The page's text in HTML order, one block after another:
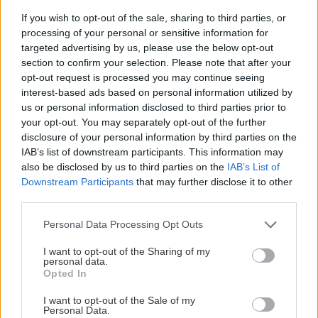
If you wish to opt-out of the sale, sharing to third parties, or
processing of your personal or sensitive information for
targeted advertising by us, please use the below opt-out
section to confirm your selection. Please note that after your
opt-out request is processed you may continue seeing
interest-based ads based on personal information utilized by
us or personal information disclosed to third parties prior to
your opt-out. You may separately opt-out of the further
disclosure of your personal information by third parties on the
IAB’s list of downstream participants. This information may
also be disclosed by us to third parties on the IAB’s List of
Downstream Participants that may further disclose it to other
Please note that this website/app uses one or more Google
not limited to your visit or usage behaviour. You may click to
grant or deny consent to Google and its third-party tags to
use your data for below specified purposes in below Google
consent section.
Personal Data Processing Opt Outs
I want to opt-out of the Sharing of my
personal data.
Opted In
I want to opt-out of the Sale of my
Personal Data.
zabrániť zbytočnému obohateniu zmesi pri
zašpinenom filtri. Iné je to pri väčších
motoroch, ktoré tento ochranný prvok nemajú
a míňajú viac paliva. Úplne zásadnou chybou je
vyfúkavanie nečistôt z papierovej vložky
pomocou stlačeného vzduchu, ktorý môže
spôsobiť jej roztrhnutie a následné nasávanie
nečistôt priamo do motora, čo môže mať
fatálny vplyv na jeho životnosť. Rovnako to
dopadne aj vtedy, ak stroj pracuje
s odstránenou vložkou filtra – táto prevádzka je
možná iba v zime na snehu, keď sa nepráši.